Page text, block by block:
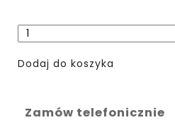
Dodaj do koszyka
Zamów telefonicznie